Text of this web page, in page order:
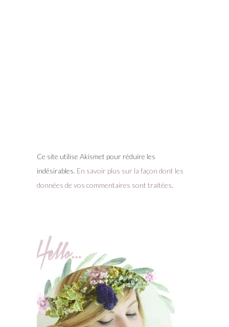
Ce site utilise Akismet pour réduire les
indésirables. En savoir plus sur la façon dont les
données de vos commentaires sont traitées.